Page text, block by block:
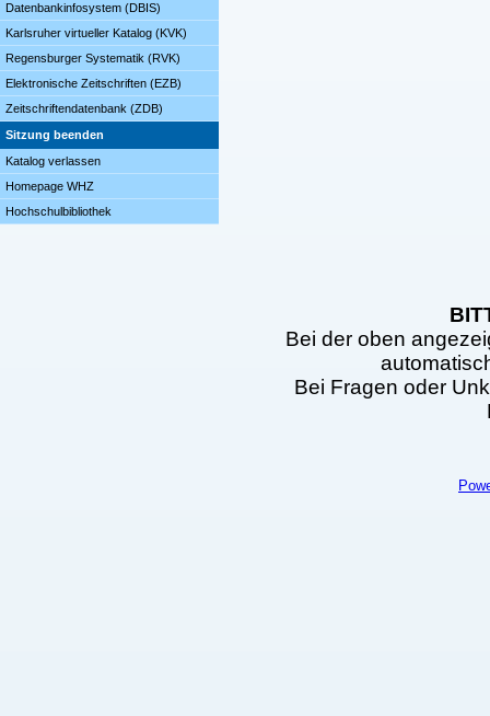
Datenbankinfosystem (DBIS)
Karlsruher virtueller Katalog (KVK)
Regensburger Systematik (RVK)
Elektronische Zeitschriften (EZB)
Zeitschriftendatenbank (ZDB)
Sitzung beenden
Katalog verlassen
Homepage WHZ
Hochschulbibliothek
Bei der oben
Bei Fragen oder